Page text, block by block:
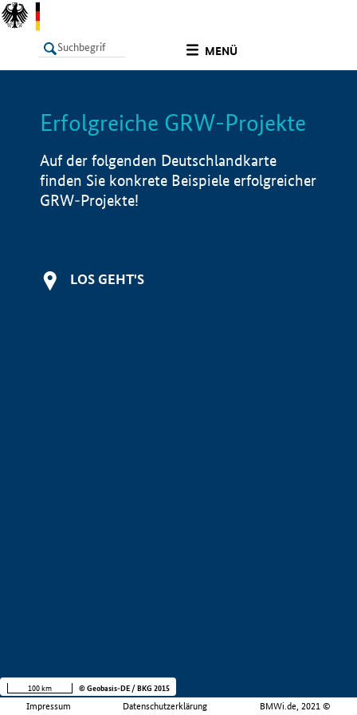
MENÜ
LISTE Info
Erfolgreiche GRW-Projekte
Auf der folgenden Deutschlandkarte
finden Sie konkrete Beispiele erfolgreicher
GRW-Projekte!
LOS GEHT'S
Impressum Datenschutzerklärung BMWi.de, 2021 ©
100 km © Geobasis-DE / BKG 2015